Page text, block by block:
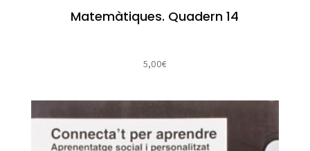
Matemàtiques. Quadern 14
5,00€